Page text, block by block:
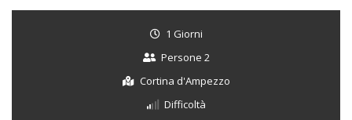
1 Giorni
Persone 2
Cortina d'Ampezzo
Difficoltà